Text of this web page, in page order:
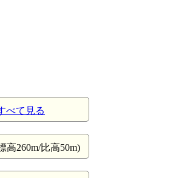
べて見る
高260m/比高50m)